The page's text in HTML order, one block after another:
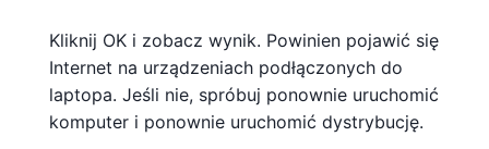
Kliknij OK i zobacz wynik. Powinien pojawić się
Internet na urządzeniach podłączonych do
laptopa. Jeśli nie, spróbuj ponownie uruchomić
komputer i ponownie uruchomić dystrybucję.